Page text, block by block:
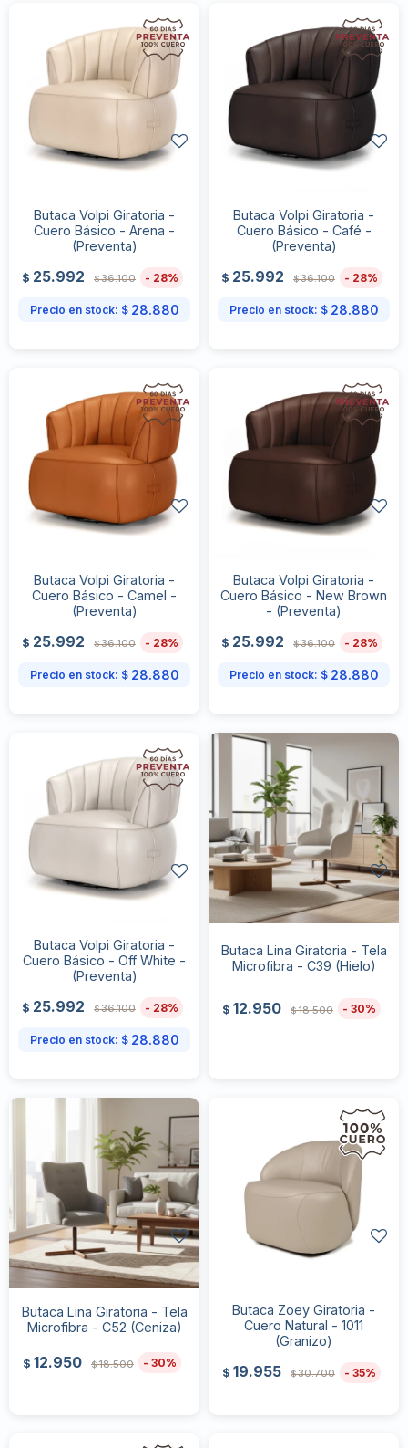
Butaca Volpi Giratoria -
Cuero Básico - Arena -
(Preventa)
$ 25.992 $36.100 28
Precio en stock: $ 28.880
Butaca Volpi Giratoria -
Cuero Básico - Café -
(Preventa)
$ 25.992 $36.100 28
Precio en stock: $ 28.880
Butaca Volpi Giratoria -
Cuero Básico - Camel -
(Preventa)
$ 25.992 $36.100 28
Precio en stock: $ 28.880
Butaca Volpi Giratoria -
Cuero Básico - New Brown
- (Preventa)
$ 25.992 $36.100 28
Precio en stock: $ 28.880
Butaca Volpi Giratoria -
Cuero Básico - Off White -
(Preventa)
$ 25.992 $36.100 28
Precio en stock: $ 28.880
Butaca Lina Giratoria - Tela
Microfibra - C39 (Hielo)
$ 12.950 $18.500 30
Butaca Lina Giratoria - Tela
Microfibra - C52 (Ceniza)
$ 12.950 $18.500 30
Butaca Zoey Giratoria -
Cuero Natural - 1011
(Granizo)
$ 19.955 $30.700 35